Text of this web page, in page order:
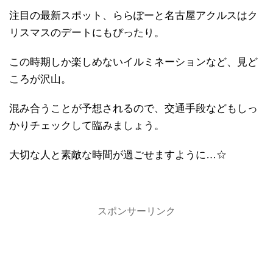
注目の最新スポット、ららぽーと名古屋アクルスはク
リスマスのデートにもぴったり。
この時期しか楽しめないイルミネーションなど、見ど
ころが沢山。
混み合うことが予想されるので、交通手段などもしっ
かりチェックして臨みましょう。
大切な人と素敵な時間が過ごせますように…☆
スポンサーリンク